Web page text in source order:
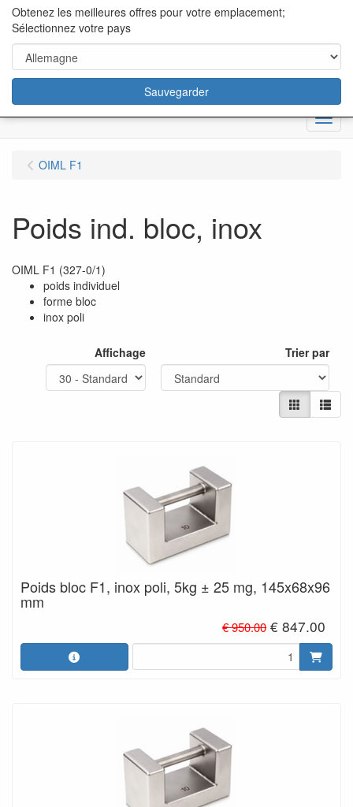
content="18/11/2025″/>
Menu
OIML F1
Poids ind. bloc, inox
OIML F1 (327-0/1)
poids individuel
forme bloc
inox poli
Affichage Trier par
Poids bloc F1, inox poli, 5kg ± 25 mg, 145x68x96
mm
€ 950.00 € 847.00
Obtenez les meilleures offres pour votre emplacement;
Sélectionnez votre pays
Sauvegarder